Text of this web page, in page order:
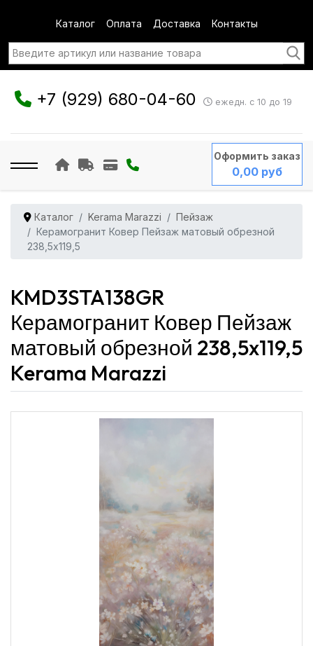
Каталог Оплата Доставка Контакты
+7 (929) 680-04-60 ежедн. с 10 до 19
Оформить заказ
0,00 руб
Каталог Kerama Marazzi
Пейзаж
Керамогранит Ковер Пейзаж матовый обрезной
238,5x119,5
KMD3STA138GR
Керамогранит Ковер Пейзаж
матовый обрезной 238,5x119,5
Kerama Marazzi